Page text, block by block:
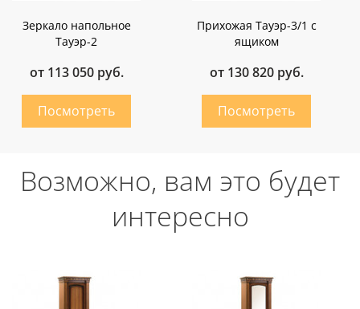
Зеркало напольное
Тауэр-2
от 113 050 руб.
Прихожая Тауэр-3/1 с
ящиком
от 130 820 руб.
Возможно, вам это будет
интересно